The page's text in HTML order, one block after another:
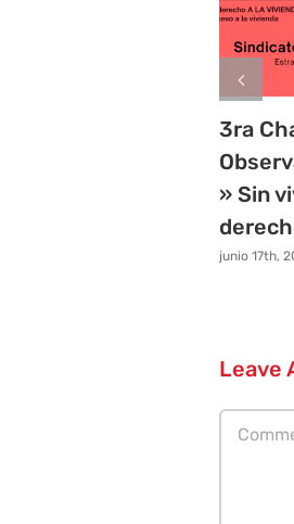
3ra
» Sin
junio 17th,
Leave
Comment